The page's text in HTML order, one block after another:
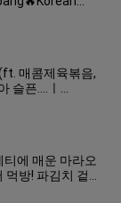
매콤제육볶음,
슬픈....ㅣ
ㅣREAL
에 매운 마라오
방! 파김치 겉절
리얼사운드